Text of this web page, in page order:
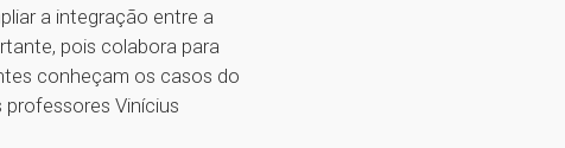
a integração entre a
pois colabora para
conheçam os casos do
Vinícius